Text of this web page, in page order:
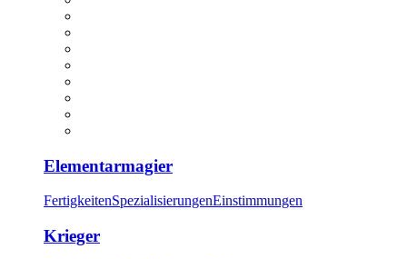
Elementarmagier
FertigkeitenSpezialisierungenEinstimmungen
Krieger